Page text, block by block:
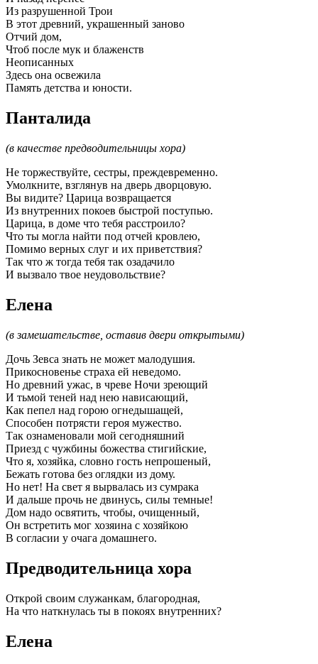
Из разрушенной Трои
В этот древний, украшенный заново
Отчий дом,
Чтоб после мук и блаженств
Неописанных
Здесь она освежила
Память детства и юности.
Панталида
(в качестве предводительницы хора)
Не торжествуйте, сестры, преждевременно.
Умолкните, взглянув на дверь дворцовую.
Вы видите? Царица возвращается
Из внутренних покоев быстрой поступью.
Царица, в доме что тебя расстроило?
Что ты могла найти под отчей кровлею,
Помимо верных слуг и их приветствия?
Так что ж тогда тебя так озадачило
И вызвало твое неудовольствие?
Елена
(в замешательстве, оставив двери открытыми)
Дочь Зевса знать не может малодушия.
Прикосновенье страха ей неведомо.
Но древний ужас, в чреве Ночи зреющий
И тьмой теней над нею нависающий,
Как пепел над горою огнедышащей,
Способен потрясти героя мужество.
Так ознаменовали мой сегодняшний
Приезд с чужбины божества стигийские,
Что я, хозяйка, словно гость непрошеный,
Бежать готова без оглядки из дому.
Но нет! На свет я вырвалась из сумрака
И дальше прочь не двинусь, силы темные!
Дом надо освятить, чтобы, очищенный,
Он встретить мог хозяина с хозяйкою
В согласии у очага домашнего.
Предводительница хора
Открой своим служанкам, благородная,
На что наткнулась ты в покоях внутренних?
Елена